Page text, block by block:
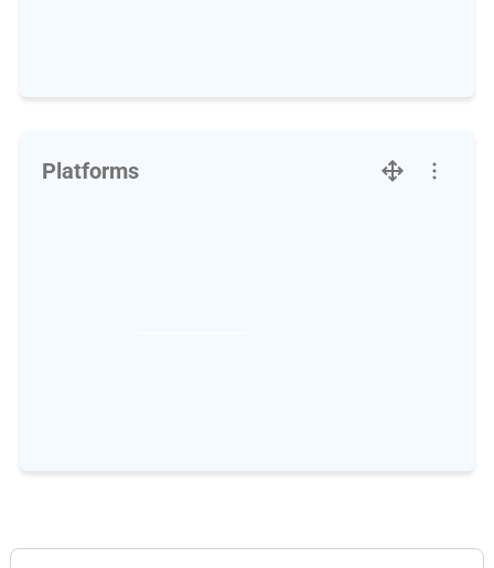
Platforms